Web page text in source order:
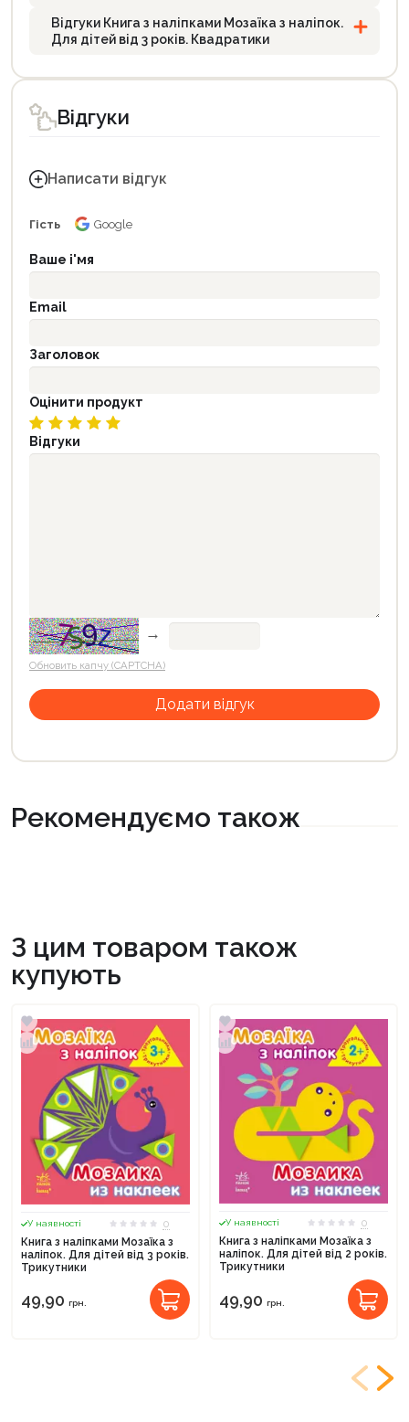
Відгуки Книга з наліпками Мозаїка з наліпок.
Для дітей від 3 років. Квадратики
Відгуки
Написати відгук
Гість Google
Ваше і'мя
Email
Заголовок
Оцінити продукт
Відгуки
→
Обновить капчу (CAPTCHA)
Рекомендуємо також
З цим товаром також
купують
У наявності
0
Книга з наліпками Мозаїка з
наліпок. Для дітей від 3 років.
Трикутники
49,90 грн.
У наявності
0
Книга з наліпками Мозаїка з
наліпок. Для дітей від 2 років.
Трикутники
49,90 грн.